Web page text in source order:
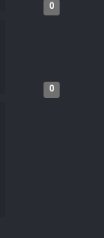
0
0